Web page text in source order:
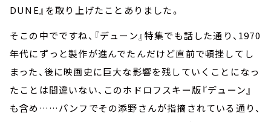
DUNE』を取り上げたことありました。
そこの中でですね、『デューン』特集でも話した通り、1970
年代にずっと製作が進んでたんだけど直前で頓挫してし
まった、後に映画史に巨大な影響を残していくことになっ
たことは間違いない、このホドロフスキー版『デューン』
も含め……パンフでその添野さんが指摘されている通り、